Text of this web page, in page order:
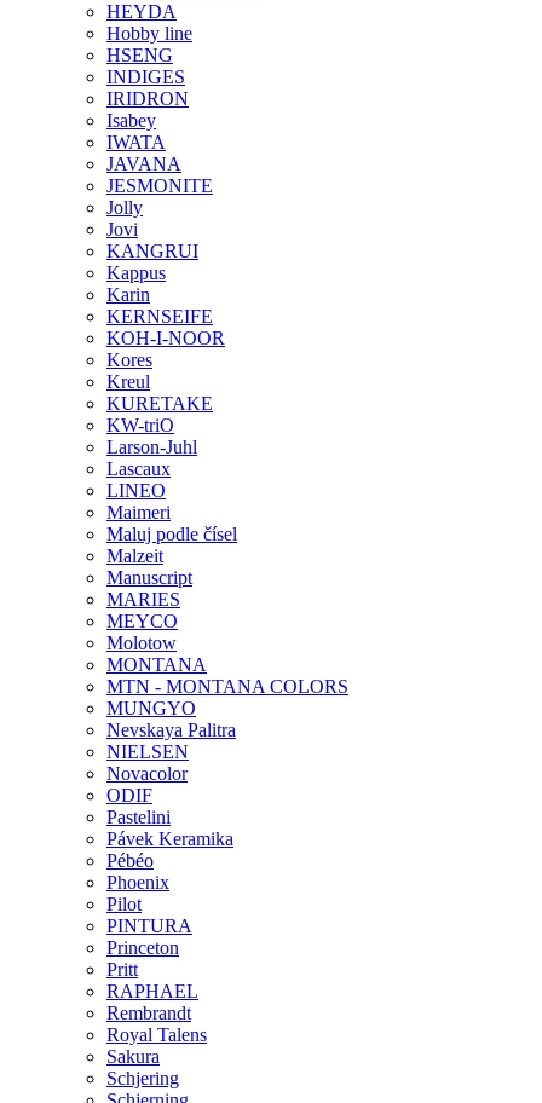
HEYDA
Hobby line
HSENG
INDIGES
IRIDRON
Isabey
IWATA
JAVANA
JESMONITE
Jolly
Jovi
KANGRUI
Kappus
Karin
KERNSEIFE
KOH-I-NOOR
Kores
Kreul
KURETAKE
KW-triO
Larson-Juhl
Lascaux
LINEO
Maimeri
Maluj podle čísel
Malzeit
Manuscript
MARIES
MEYCO
Molotow
MONTANA
MTN - MONTANA COLORS
MUNGYO
Nevskaya Palitra
NIELSEN
Novacolor
ODIF
Pastelini
Pávek Keramika
Pébéo
Phoenix
Pilot
PINTURA
Princeton
Pritt
RAPHAEL
Rembrandt
Royal Talens
Sakura
Schjering